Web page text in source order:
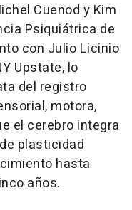
Cuenod y Kim
Psiquiátrica de
con Julio Licinio
Upstate, lo
del registro
motora,
el cerebro integra
plasticidad
hasta
años.